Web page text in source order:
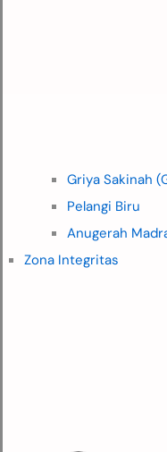
Griya Sakinah
Pelangi Biru
Anugerah
Zona Integritas